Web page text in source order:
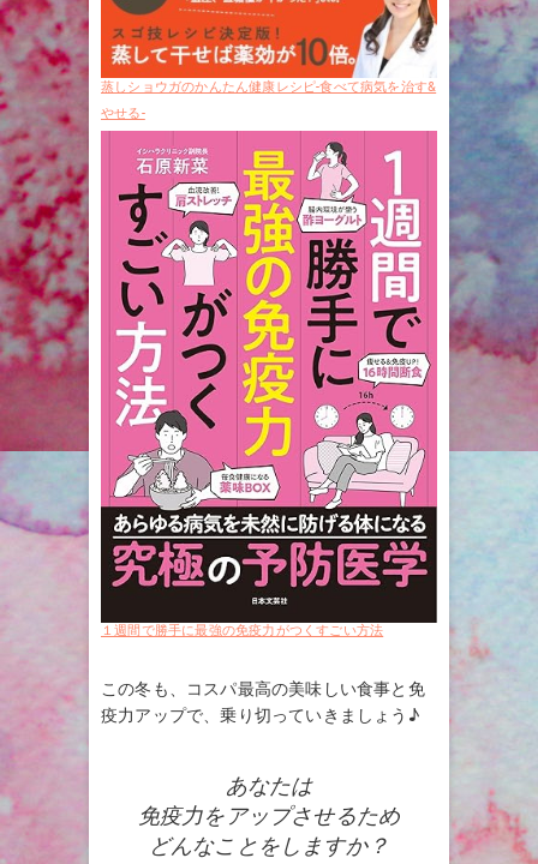
蒸しショウガのかんたん健康レシピ-食べて病気を治す&
やせる-
１週間で勝手に最強の免疫力がつくすごい方法
この冬も、コスパ最高の美味しい食事と免
疫力アップで、乗り切っていきましょう♪
あなたは
免疫力をアップさせるため
どんなことをしますか？